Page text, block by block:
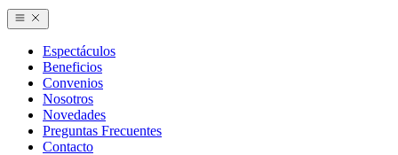
Espectáculos
Beneficios
Convenios
Nosotros
Novedades
Preguntas Frecuentes
Contacto